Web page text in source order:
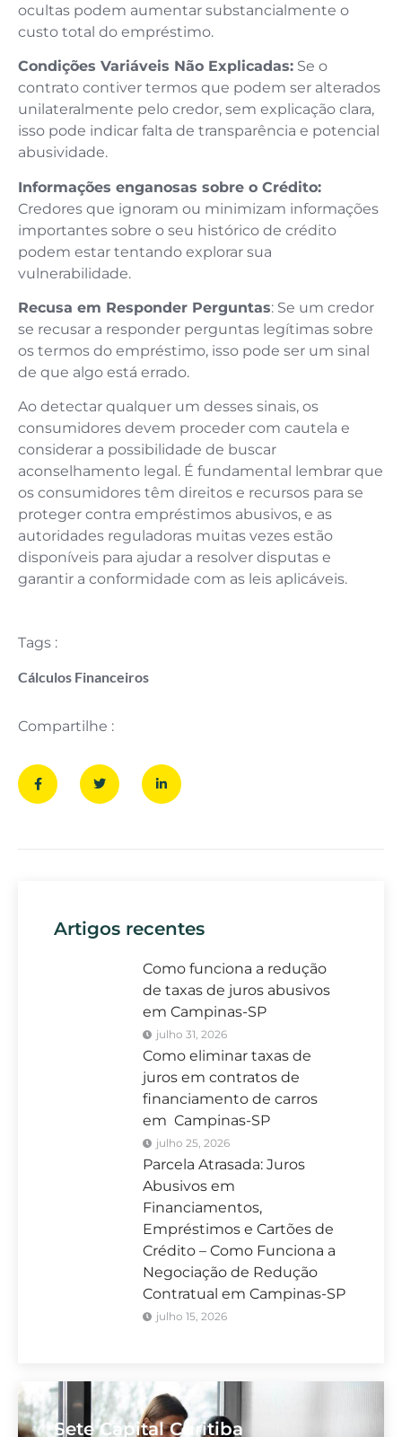
ocultas podem aumentar substancialmente o
custo total do empréstimo.
Condições Variáveis Não Explicadas: Se o
contrato contiver termos que podem ser alterados
unilateralmente pelo credor, sem explicação clara,
isso pode indicar falta de transparência e potencial
abusividade.
Informações enganosas sobre o Crédito:
Credores que ignoram ou minimizam informações
importantes sobre o seu histórico de crédito
podem estar tentando explorar sua
vulnerabilidade.
Recusa em Responder Perguntas: Se um credor
se recusar a responder perguntas legítimas sobre
os termos do empréstimo, isso pode ser um sinal
de que algo está errado.
Ao detectar qualquer um desses sinais, os
consumidores devem proceder com cautela e
considerar a possibilidade de buscar
aconselhamento legal. É fundamental lembrar que
os consumidores têm direitos e recursos para se
proteger contra empréstimos abusivos, e as
autoridades reguladoras muitas vezes estão
disponíveis para ajudar a resolver disputas e
garantir a conformidade com as leis aplicáveis.
Tags :
Cálculos Financeiros
Compartilhe :
Artigos recentes
Como funciona a redução
de taxas de juros abusivos
em Campinas-SP
julho 31, 2026
Como eliminar taxas de
juros em contratos de
financiamento de carros
em Campinas-SP
julho 25, 2026
Parcela Atrasada: Juros
Abusivos em
Financiamentos,
Empréstimos e Cartões de
Crédito – Como Funciona a
Negociação de Redução
Contratual em Campinas-SP
julho 15, 2026
Sete Capital Curitiba